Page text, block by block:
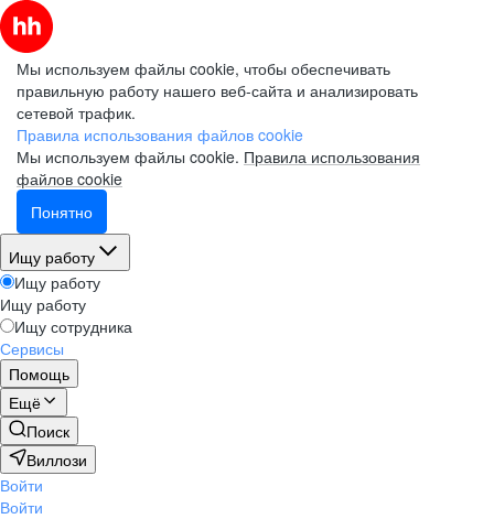
Мы используем файлы cookie, чтобы обеспечивать
правильную работу нашего веб-сайта и анализировать
сетевой трафик.
Правила использования файлов cookie
Мы используем файлы cookie. Правила использования
файлов cookie
Понятно
Ищу работу
Ищу работу
Ищу работу
Ищу сотрудника
Сервисы
Помощь
Ещё
Поиск
Виллози
Войти
Войти